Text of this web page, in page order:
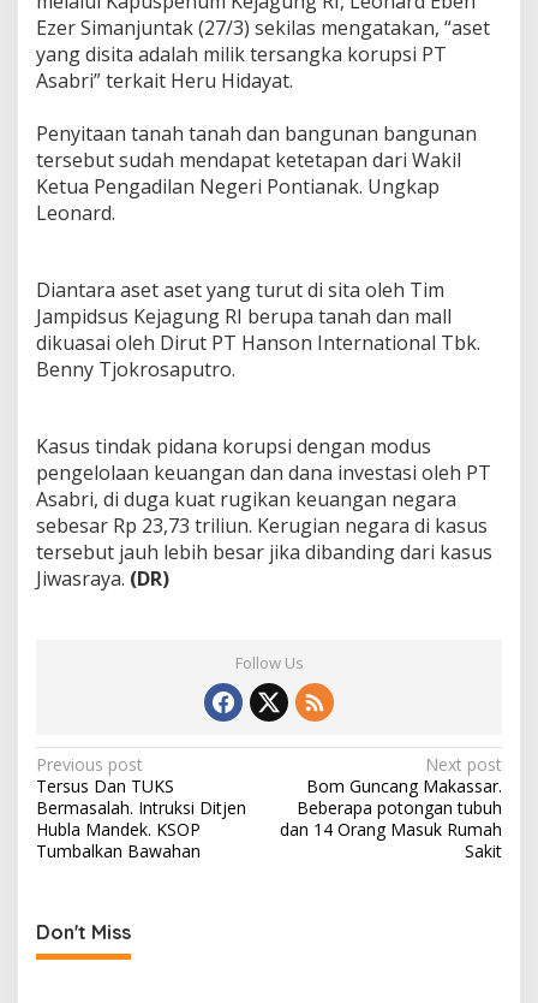
Ezer Simanjuntak (27/3) sekilas mengatakan, “aset
yang disita adalah milik tersangka korupsi PT
Asabri” terkait Heru Hidayat.
Penyitaan tanah tanah dan bangunan bangunan
tersebut sudah mendapat ketetapan dari Wakil
Ketua Pengadilan Negeri Pontianak. Ungkap
Leonard.
Diantara aset aset yang turut di sita oleh Tim
Jampidsus Kejagung RI berupa tanah dan mall
dikuasai oleh Dirut PT Hanson International Tbk.
Benny Tjokrosaputro.
Kasus tindak pidana korupsi dengan modus
pengelolaan keuangan dan dana investasi oleh PT
Asabri, di duga kuat rugikan keuangan negara
sebesar Rp 23,73 triliun. Kerugian negara di kasus
tersebut jauh lebih besar jika dibanding dari kasus
Jiwasraya. (DR)
Follow Us
Post
navigation
Previous post
Tersus Dan TUKS
Bermasalah. Intruksi Ditjen
Hubla Mandek. KSOP
Tumbalkan Bawahan
Next post
Bom Guncang Makassar.
Beberapa potongan tubuh
dan 14 Orang Masuk Rumah
Sakit
Don't Miss